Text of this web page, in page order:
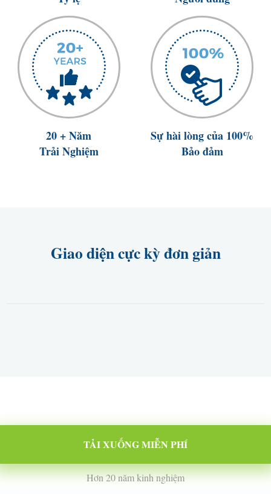
20 + Năm
Trải Nghiệm
Sự hài lòng của 100%
Bảo đảm
Giao diện cực kỳ đơn giản
TẢI XUỐNG MIỄN PHÍ
Hơn 20 năm kinh nghiệm